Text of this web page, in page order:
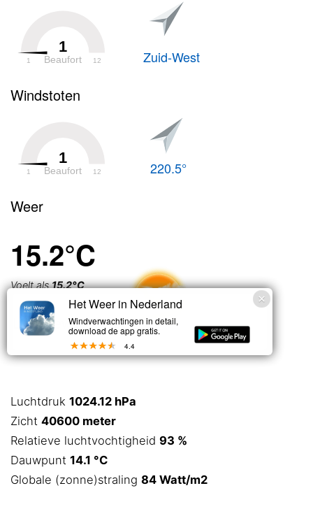
1
Beaufort
1 12 Zuid-West
Windstoten
1
Beaufort
1 12 220.5°
Weer
15.2°C
Voelt als15.2°C
Licht bewolkt
Luchtdruk 1024.12 hPa
Zicht 40600 meter
Relatieve luchtvochtigheid 93 %
Dauwpunt 14.1 °C
Globale (zonne)straling 84 Watt/m2
Het Weer in Nederland
Windverwachtingen in detail,
download de app gratis.
4.4